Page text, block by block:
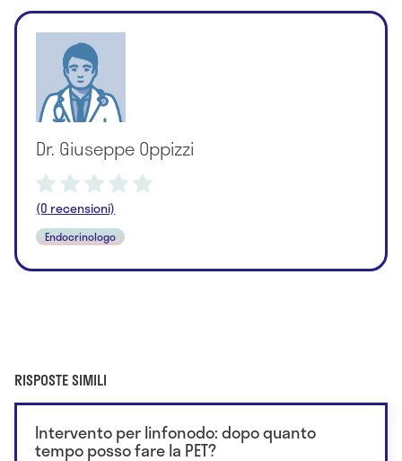
Dr. Giuseppe Oppizzi
(0 recensioni)
Endocrinologo
RISPOSTE SIMILI
Intervento per linfonodo: dopo quanto
tempo posso fare la PET?